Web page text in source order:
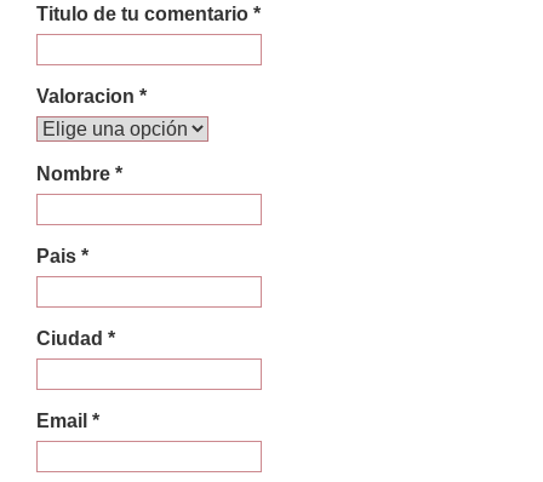
Titulo de tu comentario *
Valoracion *
Nombre *
Pais *
Ciudad *
Email *